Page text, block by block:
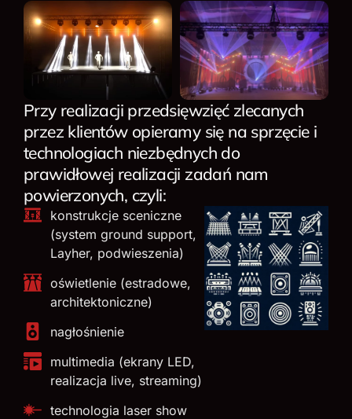
Przy realizacji przedsięwzięć zlecanych
przez klientów opieramy się na sprzęcie i
technologiach niezbędnych do
prawidłowej realizacji zadań nam
powierzonych, czyli:
konstrukcje sceniczne
(system ground support,
Layher, podwieszenia)
oświetlenie (estradowe,
architektoniczne)
nagłośnienie
multimedia (ekrany LED,
realizacja live, streaming)
technologia laser show